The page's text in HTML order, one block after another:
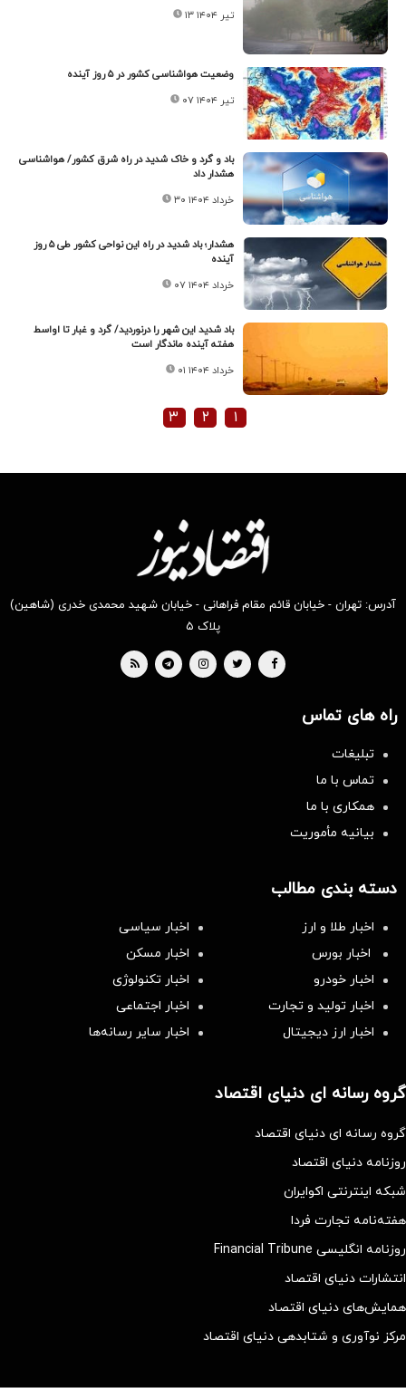
۱۳ تیر ۱۴۰۴
وضعیت هواشناسی کشور در ۵ روز آینده
۰۷ تیر ۱۴۰۴
باد و گرد و خاک شدید در راه شرق کشور/ هواشناسی
هشدار داد
۳۰ خرداد ۱۴۰۴
هشدار؛ باد شدید در راه این نواحی کشور طی ۵ روز
آینده
۰۷ خرداد ۱۴۰۴
باد شدید این شهر را درنوردید/ گرد و غبار تا اواسط
هفته آینده ماندگار است
۰۱ خرداد ۱۴۰۴
۱ ۲ ۳
آدرس: تهران - خیابان قائم مقام فراهانی - خیابان شهید محمدی خدری (شاهین)
پلاک ۵
راه های تماس
تبلیغات
تماس با ما
همکاری با ما
بیانیه مأموریت
دسته بندی مطالب
اخبار طلا و ارز
اخبار سیاسی
اخبار بورس
اخبار مسکن
اخبار خودرو
اخبار تکنولوژی
اخبار تولید و تجارت
اخبار اجتماعی
اخبار ارز دیجیتال
اخبار سایر رسانه‌‌ها
گروه رسانه ای دنیای اقتصاد
گروه رسانه ای دنیای اقتصاد
روزنامه دنیای اقتصاد
شبکه اینترنتی اکوایران
هفته‌نامه تجارت فردا
روزنامه انگلیسی Financial Tribune
انتشارات دنیای اقتصاد
همایش‌های دنیای اقتصاد
مرکز نوآوری و شتابدهی دنیای اقتصاد